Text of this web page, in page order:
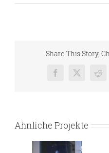
Share This Story,
Facebook
X
Ähnliche Projekte